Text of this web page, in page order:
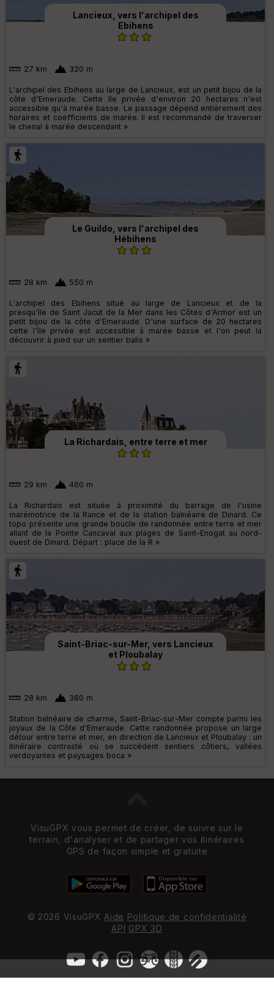
Lancieux, vers l'archipel des
Ebihens
27 km 320 m
L'archipel des Ebihens au large de Lancieux, est un petit bijou de la
côte d'Emeraude. Cette île privée d'environ 20 hectares n'est
accessible qu'à marée basse. Le passage dépend entièrement des
horaires et coefficients de marée. Il est recommandé de traverser
le chenal à marée descendant »
Le Guildo, vers l'archipel des
Hébihens
28 km 550 m
L'archipel des Ebihens situé au large de Lancieux et de la
presqu'île de Saint Jacut de la Mer dans les Côtes d'Armor est un
petit bijou de la côte d'Emeraude. D'une surface de 20 hectares
cette l'île privée est accessible à marée basse et l'on peut la
découvrir à pied sur un sentier balis »
La Richardais, entre terre et mer
29 km 460 m
La Richardais est située à proximité du barrage de l'usine
marémotrice de la Rance et de la station balnéaire de Dinard. Ce
topo présente une grande boucle de randonnée entre terre et mer
allant de la Pointe Cancaval aux plages de Saint-Enogat au nord-
ouest de Dinard. Départ : place de la R »
Saint-Briac-sur-Mer, vers Lancieux
et Ploubalay
28 km 380 m
Station balnéaire de charme, Saint-Briac-sur-Mer compte parmi les
joyaux de la Côte d'Emeraude. Cette randonnée propose un large
détour entre terre et mer, en direction de Lancieux et Ploubalay : un
itinéraire contrasté où se succèdent sentiers côtiers, vallées
verdoyantes et paysages boca »
VisuGPX vous permet de créer, de suivre sur le
terrain, d'analyser et de partager vos itinéraires
GPS de façon simple et gratuite
© 2026 VisuGPX Aide Politique de confidentialité
API GPX 3D